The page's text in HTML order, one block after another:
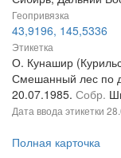
Геопривязка
43,9196, 145,5336
Этикетка
О. Кунашир
Смешанный лес по
20.07.1985. Собр.
Дата ввода этикетки
Полная карточка